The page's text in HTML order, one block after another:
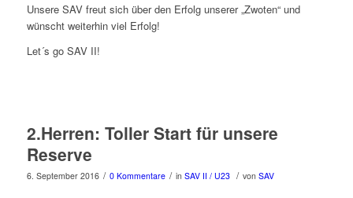
Unsere SAV freut sich über den Erfolg unserer „Zwoten“ und
wünscht weiterhin viel Erfolg!
Let´s go SAV II!
2.Herren: Toller Start für unsere
Reserve
6. September 2016 / 0 Kommentare / in SAV II / U23 / von SAV